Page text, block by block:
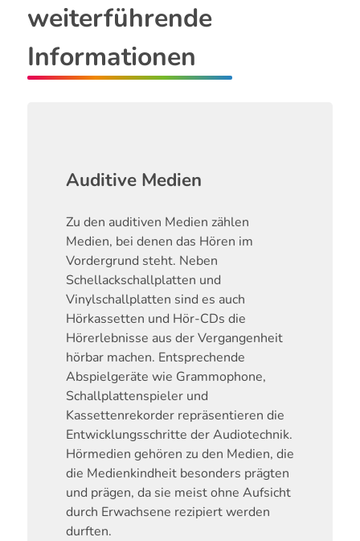
weiterführende
Informationen
Auditive Medien
Zu den auditiven Medien zählen
Medien, bei denen das Hören im
Vordergrund steht. Neben
Schellackschallplatten und
Vinylschallplatten sind es auch
Hörkassetten und Hör-CDs die
Hörerlebnisse aus der Vergangenheit
hörbar machen. Entsprechende
Abspielgeräte wie Grammophone,
Schallplattenspieler und
Kassettenrekorder repräsentieren die
Entwicklungsschritte der Audiotechnik.
Hörmedien gehören zu den Medien, die
die Medienkindheit besonders prägten
und prägen, da sie meist ohne Aufsicht
durch Erwachsene rezipiert werden
durften.